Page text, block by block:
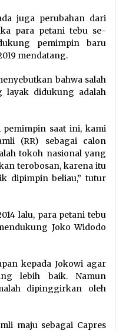
juga perubahan dari
para petani tebu se-
pemimpin baru
mendatang.
bahwa salah
didukung adalah
pemimpin saat ini, kami
(RR) sebagai calon
tokoh nasional yang
terobosan, karena itu
dipimpin beliau,” tutur
lalu, para petani tebu
Joko Widodo
kepada Jokowi agar
lebih baik. Namun
dipinggirkan oleh
maju sebagai Capres